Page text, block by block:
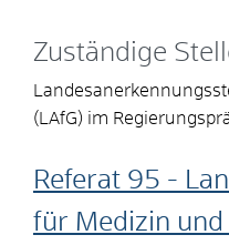
Zuständige
(LAfG) im
Referat 95 -
für Medizin und